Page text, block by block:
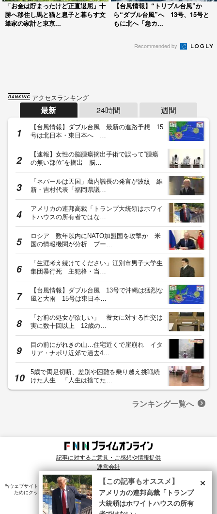
「お金は貯まったけど正直退屈」十
勝へ移住し馬と猫と息子と暮らす文
筆家の家計と東京...
【台風情報】“トリプル台風”か
ら“ダブル台風”へ 13号、15号と
もに北へ「急カ...
Recommended by
アクセスランキング
最新 24時間 週間
【台風情報】ダブル台風 最新の進路予想 15
号は北日本・東日本へ …
【速報】女性の脳腫瘍摘出手術で誤って“腫瘍
の無い部位”を摘出 脳…
「ネパールは天国」蔵内議長の発言が波紋 維
新・吉村代表「福岡県議…
アメリカの連邦高裁「トランプ大統領はホワイ
トハウスの所有者ではな…
ロシア 数年以内にNATO加盟国を攻撃か 米
国の情報機関が分析 プー…
「生涯考え続けてください」江別市男子大学生
集団暴行死 主犯格・当…
【台風情報】ダブル台風 13号で沖縄は猛烈な
風と大雨 15号は東日本…
「お前の処女が欲しい」 養女に対する性交は
実に数十回以上 12歳の…
目の前にがれきの山…住宅近くで崖崩れ イタ
リア・ナポリ近郊で過去4…
5歳で両足切断、差別や困難を乗り越え挑戦続
けた人生 「人生は捨てた…
ランキング一覧へ
記事に対するご意見・ご感想や情報提供
運営会社
© Fuji News Network, Inc. All rights reserved.
当ウェブサイトでは、ユーザのニーズ・興味・関⼼に合致したコンテンツや広告配信を提供する
ためにクッキーを使⽤しています。詳細は、プライバシーポリシーをご確認ください。
×
【この記事もオススメ】
アメリカの連邦高裁「トランプ
大統領はホワイトハウスの所有